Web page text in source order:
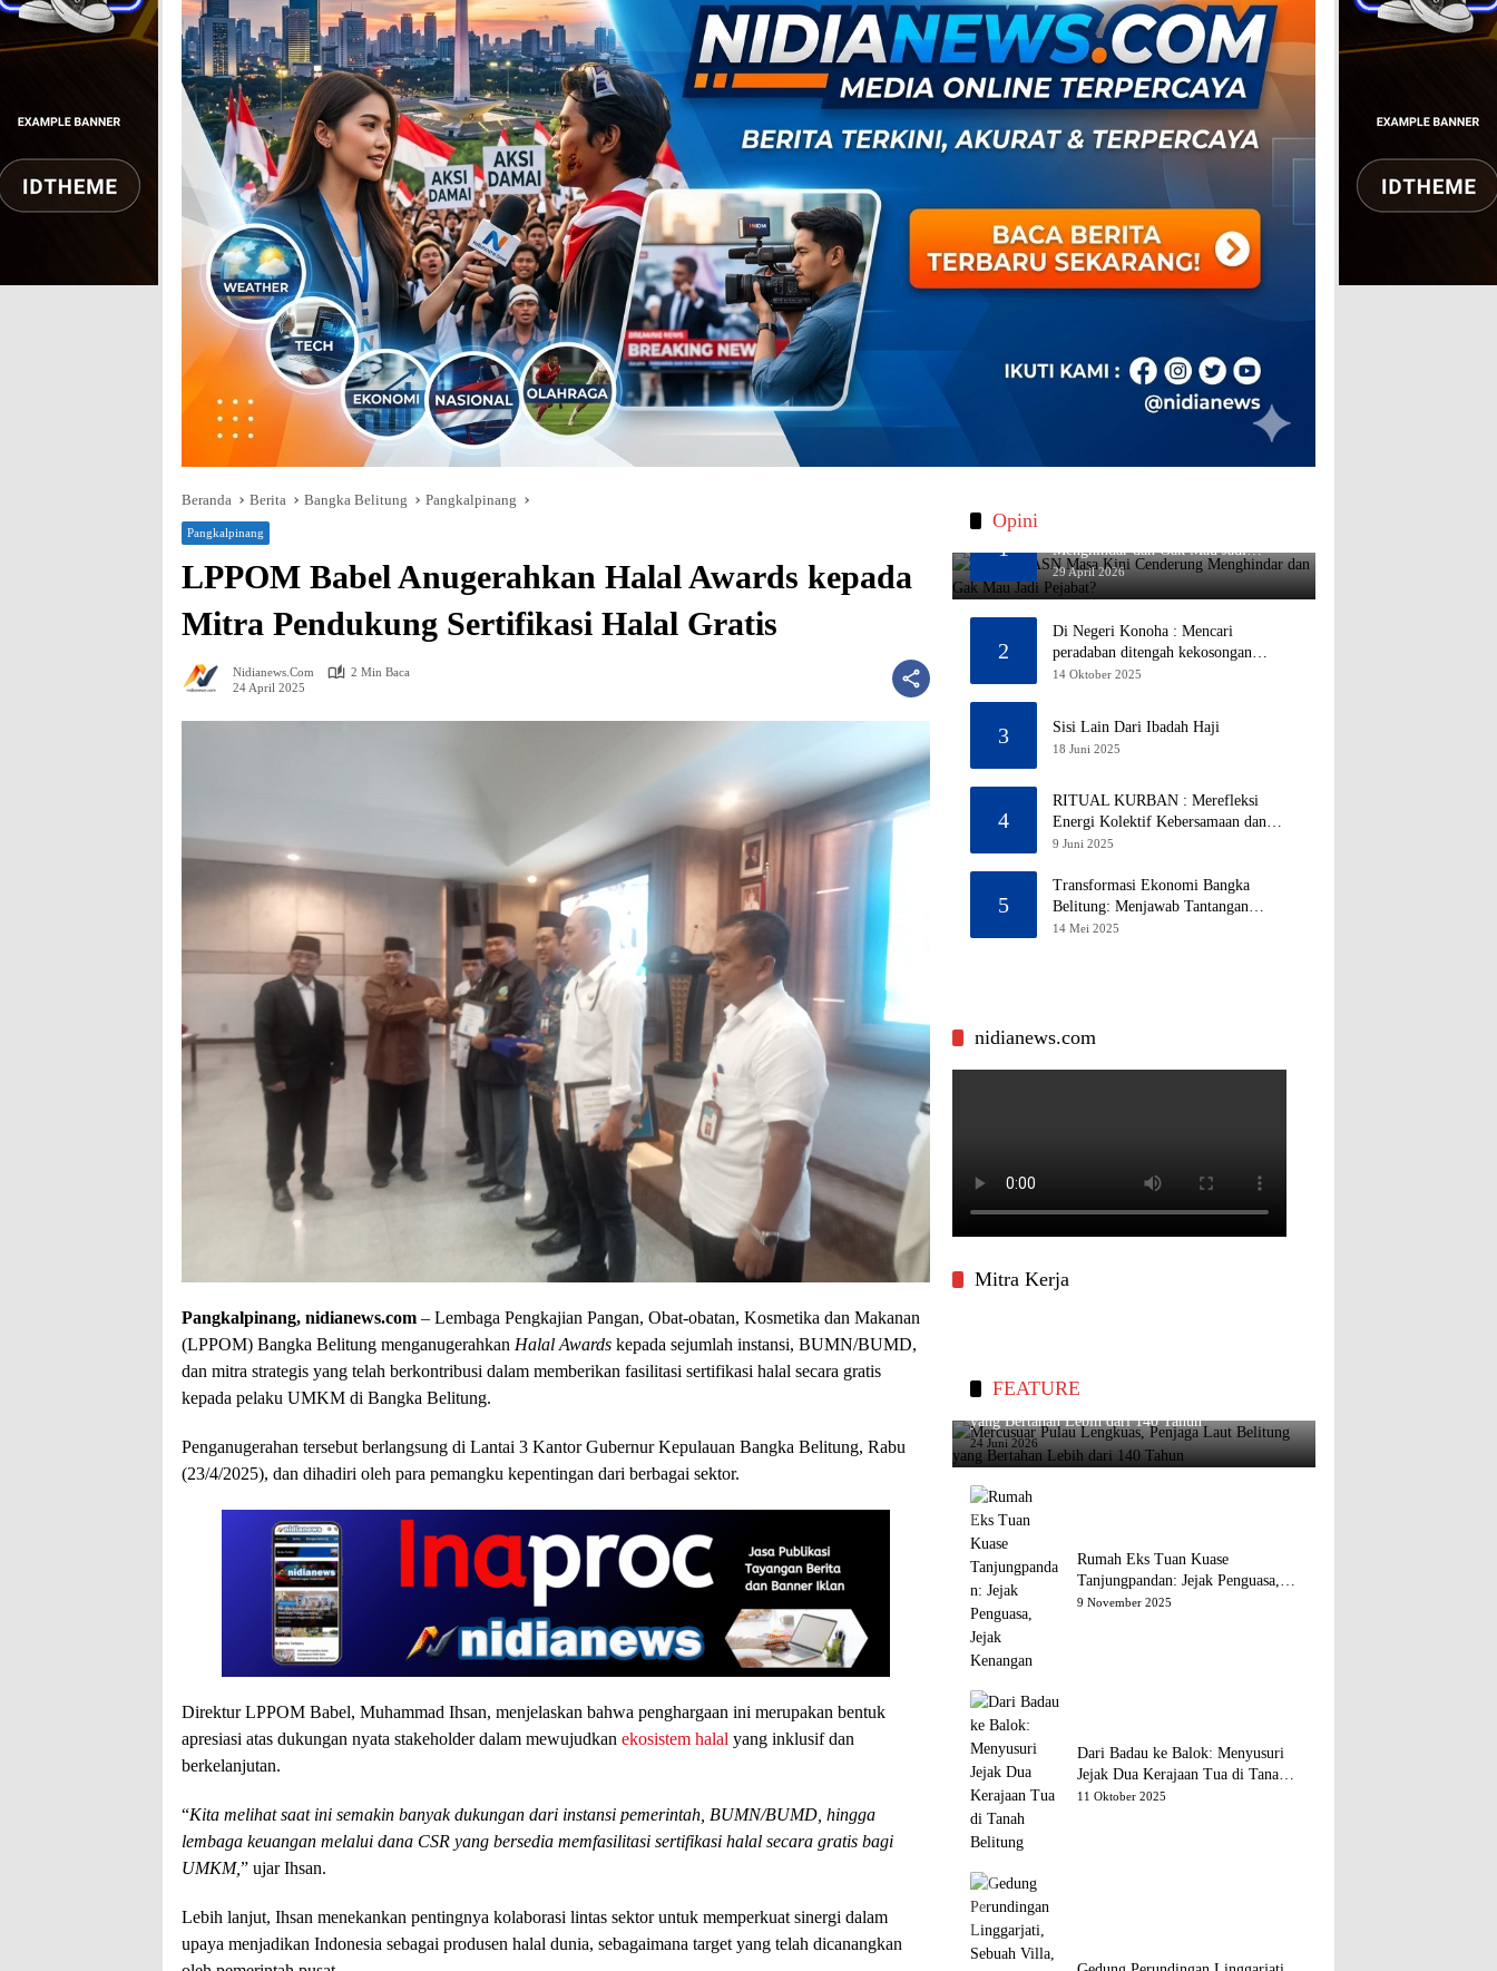
Beranda Berita Bangka Belitung Pangkalpinang
Pangkalpinang
LPPOM Babel Anugerahkan Halal Awards kepada
Mitra Pendukung Sertifikasi Halal Gratis
Nidianews.com
2 Min Baca
24 April 2025
Pangkalpinang, nidianews.com – Lembaga Pengkajian Pangan, Obat-obatan, Kosmetika dan Makanan
(LPPOM) Bangka Belitung menganugerahkan Halal Awards kepada sejumlah instansi, BUMN/BUMD,
dan mitra strategis yang telah berkontribusi dalam memberikan fasilitasi sertifikasi halal secara gratis
kepada pelaku UMKM di Bangka Belitung.
Penganugerahan tersebut berlangsung di Lantai 3 Kantor Gubernur Kepulauan Bangka Belitung, Rabu
(23/4/2025), dan dihadiri oleh para pemangku kepentingan dari berbagai sektor.
Direktur LPPOM Babel, Muhammad Ihsan, menjelaskan bahwa penghargaan ini merupakan bentuk
apresiasi atas dukungan nyata stakeholder dalam mewujudkan ekosistem halal yang inklusif dan
berkelanjutan.
“Kita melihat saat ini semakin banyak dukungan dari instansi pemerintah, BUMN/BUMD, hingga
lembaga keuangan melalui dana CSR yang bersedia memfasilitasi sertifikasi halal secara gratis bagi
UMKM,” ujar Ihsan.
Lebih lanjut, Ihsan menekankan pentingnya kolaborasi lintas sektor untuk memperkuat sinergi dalam
upaya menjadikan Indonesia sebagai produsen halal dunia, sebagaimana target yang telah dicanangkan
Opini
1
Menghindar dan Gak Mau Jadi
Pejabat?
29 April 2026
2
Di Negeri Konoha : Mencari
peradaban ditengah kekosongan
pendidikan
14 Oktober 2025
3 Sisi Lain Dari Ibadah Haji
18 Juni 2025
4
RITUAL KURBAN : Merefleksi
Energi Kolektif Kebersamaan dan
Mengeliminasi Sifat Kebinatangan
9 Juni 2025
5
Transformasi Ekonomi Bangka
Belitung: Menjawab Tantangan
Melalui Pengelolaan Sumber Daya
14 Mei 2025
nidianews.com
Mitra Kerja
FEATURE
Mercusuar Pulau Lengkuas, Penjaga Laut Belitung
yang Bertahan Lebih dari 140 Tahun
24 Juni 2026
Rumah Eks Tuan Kuase
Tanjungpandan: Jejak Penguasa,
Jejak Kenangan
9 November 2025
Dari Badau ke Balok: Menyusuri
Jejak Dua Kerajaan Tua di Tanah
Belitung
11 Oktober 2025